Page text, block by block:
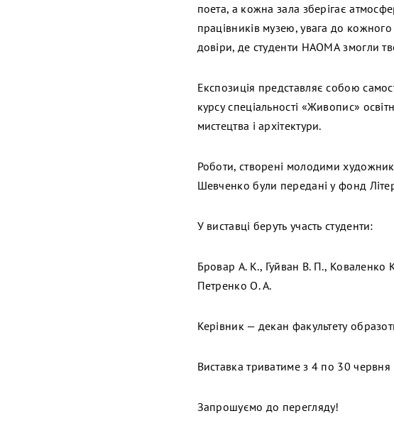
поета, а кожна зала зберігає
працівників музею, увага до кожного
довіри, де студенти НАОМА змогли
Експозиція представляє собою
курсу спеціальності «Живопис»
мистецтва і архітектури.
Роботи, створені молодими
Шевченко були передані у фонд
У виставці беруть участь студенти:
Бровар А. К., Гуйван В. П.,
Петренко О. А.
Керівник — декан факультету
Виставка триватиме з 4 по 30
Запрошуємо до перегляду!